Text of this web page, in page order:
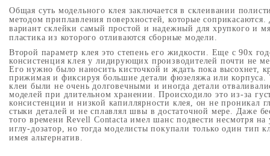
Общая суть модельного клея заключается в склеивании
методом приплавления поверхностей, которые
вариант склейки самый простой и надежный для хрупкого и
пластика из которого отливаются сборные модели.
Второй параметр клея это степень его жидкости. Еще с 90х
консистенция клея у лидирующих производителей почти не
Его нужно было наносить кисточкой и ждать пока высохнет,
прижимая и фиксируя большие детали фюзеляжа или корпуса.
клеи были не очень долговечными и иногда детали
моделей при длительном хранении. Происходило это из-за
консистенции и низкой капиллярности клея, он не проникал
стыки деталей и не сплавлял швы в достаточной мере. Даже
того времениRevell Contacta имел шанс подвести несмотря на
иглу-дозатор, но тогда моделисты покупали только один тип
имея альтернатив.